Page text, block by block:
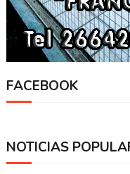
FACEBOOK
NOTICIAS